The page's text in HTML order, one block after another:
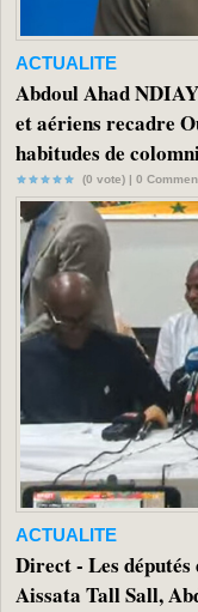
ACTUALITE
Abdoul Ahad
et aériens recadre
habitudes de
(0 vote) | 0
ACTUALITE
Direct - Les
Aissata Tall Sall,